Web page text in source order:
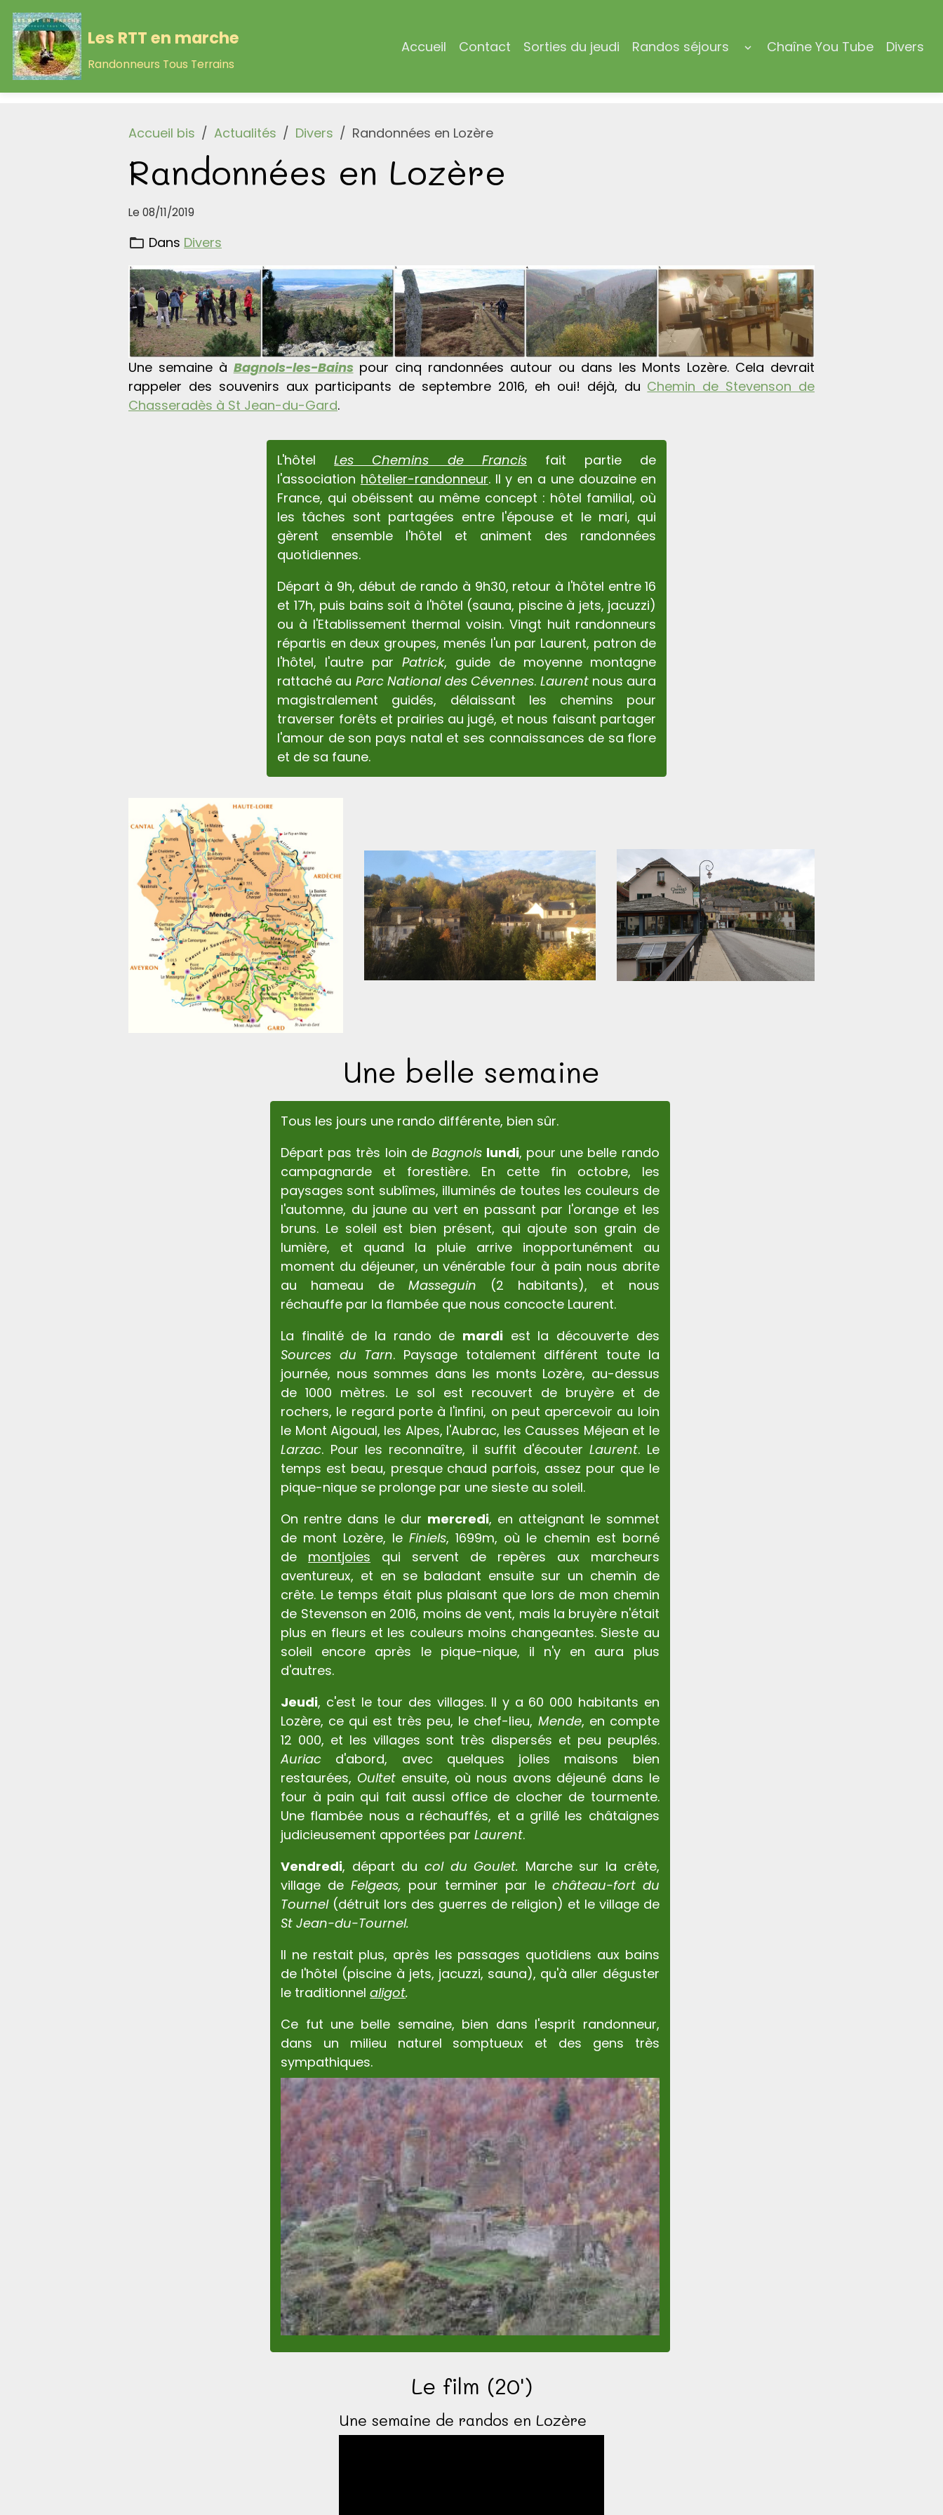
Les RTT en marche
Randonneurs Tous Terrains
Accueil Contact Sorties du jeudi Randos séjours Chaîne You Tube Divers
Accueil bis Actualités Divers Randonnées en Lozère
Randonnées en Lozère
Le 08/11/2019
Dans Divers
Une semaine à Bagnols-les-Bains pour cinq randonnées autour ou dans les Monts Lozère. Cela devrait
rappeler des souvenirs aux participants de septembre 2016, eh oui! déjà, du Chemin de Stevenson de
Chasseradès à St Jean-du-Gard.
L'hôtel Les Chemins de Francisfait partie de
l'association hôtelier-randonneur. Il y en a une douzaine en
France, qui obéissent au même concept : hôtel familial, où
les tâches sont partagées entre l'épouse et le mari, qui
gèrent ensemble l'hôtel et animent des randonnées
quotidiennes.
Départ à 9h, début de rando à 9h30, retour à l'hôtel entre 16
et 17h, puis bains soit à l'hôtel (sauna, piscine à jets, jacuzzi)
ou à l'Etablissement thermal voisin. Vingt huit randonneurs
répartis en deux groupes, menés l'un par Laurent, patron de
l'hôtel, l'autre par Patrick, guide de moyenne montagne
rattaché au Parc National des Cévennes. Laurentnous aura
magistralement guidés, délaissant les chemins pour
traverser forêts et prairies au jugé, et nous faisant partager
l'amour de son pays natal et ses connaissances de sa flore
et de sa faune.
Une belle semaine
Tous les jours une rando différente, bien sûr.
Départ pas très loin de Bagnols lundi, pour une belle rando
campagnarde et forestière. En cette fin octobre, les
paysages sont sublîmes, illuminés de toutes les couleurs de
l'automne, du jaune au vert en passant par l'orange et les
bruns. Le soleil est bien présent, qui ajoute son grain de
lumière, et quand la pluie arrive inopportunément au
moment du déjeuner, un vénérable four à pain nous abrite
au hameau de Masseguin (2 habitants), et nous
réchauffe par la flambée que nous concocte Laurent.
La finalité de la rando de mardi est la découverte des
Sources du Tarn. Paysage totalement différent toute la
journée, nous sommes dans les monts Lozère, au-dessus
de 1000 mètres. Le sol est recouvert de bruyère et de
rochers, le regard porte à l'infini, on peut apercevoir au loin
le Mont Aigoual, les Alpes, l'Aubrac, les Causses Méjean et le
Larzac. Pour les reconnaître, il suffit d'écouterLaurent. Le
temps est beau, presque chaud parfois, assez pour que le
pique-nique se prolonge par une sieste au soleil.
On rentre dans le dur mercredi, en atteignant le sommet
de mont Lozère, leFiniels, 1699m, où le chemin est borné
de montjoies qui servent de repères aux marcheurs
aventureux, et en se baladant ensuite sur un chemin de
crête. Le temps était plus plaisant que lors de mon chemin
de Stevenson en 2016, moins de vent, mais la bruyère n'était
plus en fleurs et les couleurs moins changeantes. Sieste au
soleil encore après le pique-nique, il n'y en aura plus
d'autres.
Jeudi, c'est le tour des villages. Il y a 60 000 habitants en
Lozère, ce qui est très peu, le chef-lieu, Mende, en compte
12 000, et les villages sont très dispersés et peu peuplés.
Auriac d'abord, avec quelques jolies maisons bien
restaurées, Oultetensuite, où nous avons déjeuné dans le
four à pain qui fait aussi office de clocher de tourmente.
Une flambée nous a réchauffés, et a grillé les châtaignes
judicieusement apportées parLaurent.
Vendredi, départ du col du Goulet. Marche sur la crête,
village de Felgeas, pour terminer par lechâteau-fort du
Tournel (détruit lors des guerres de religion) et le village de
St Jean-du-Tournel.
Il ne restait plus, après les passages quotidiens aux bains
de l'hôtel (piscine à jets, jacuzzi, sauna), qu'à aller déguster
le traditionnelaligot.
Ce fut une belle semaine, bien dans l'esprit randonneur,
dans un milieu naturel somptueux et des gens très
sympathiques.
Le film (20')
Une semaine de randos en Lozère